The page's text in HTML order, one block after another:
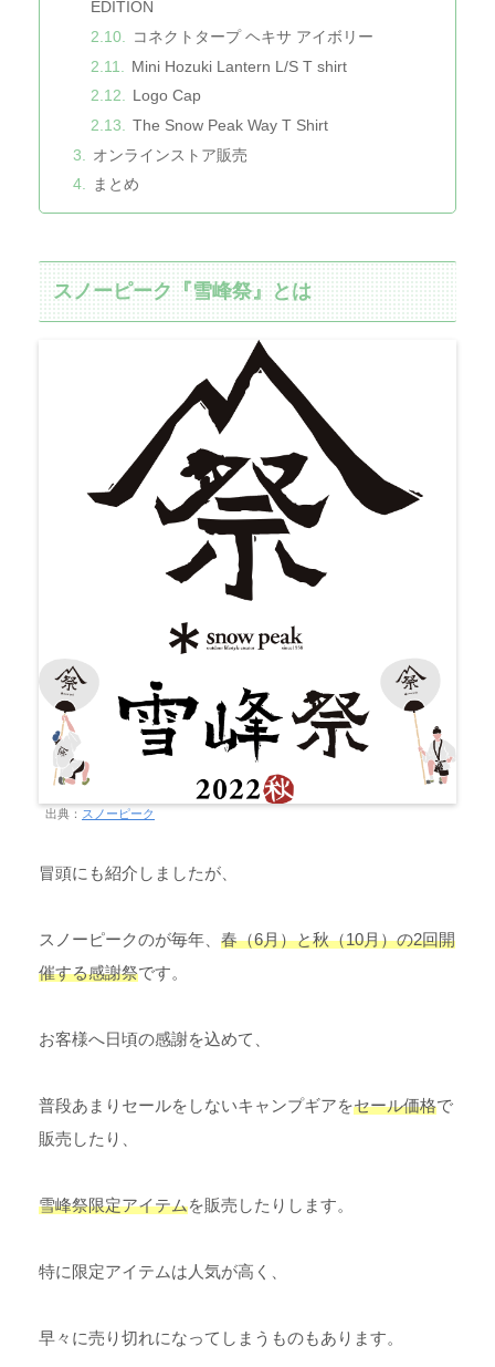
EDITION
コネクトタープ ヘキサ アイボリー
Mini Hozuki Lantern L/S T shirt
Logo Cap
The Snow Peak Way T Shirt
オンラインストア販売
まとめ
スノーピーク『雪峰祭』とは
出典： スノーピーク
冒頭にも紹介しましたが、
スノーピークのが毎年、 春（6月）と秋（10月）の2回開
催する感謝祭です。
お客様へ日頃の感謝を込めて、
普段あまりセールをしないキャンプギアをセール価格で
販売したり、
雪峰祭限定アイテムを販売したりします。
特に限定アイテムは人気が高く、
早々に売り切れになってしまうものもあります。